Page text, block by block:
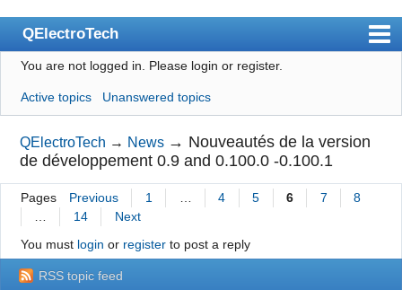
QElectroTech
Index
User list
Search
Register
Login
Wiki
You are not logged in. Please login or register.
Active topics Unanswered topics
QElectroTech → News → Nouveautés de la version
de développement 0.9 and 0.100.0 -0.100.1
Pages Previous 1 4 5 6 7
8
14
Next
You must login or registerto post a reply
RSS topic feed